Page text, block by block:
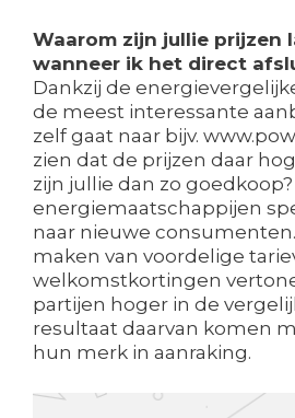
Waarom zijn jullie prijzen
wanneer ik het direct
Dankzij de
de meest interessante
zelf gaat naar bijv.
zien dat de prijzen daar
zijn jullie dan zo
energiemaatschappijen
naar nieuwe
maken van voordelige
welkomstkortingen
partijen hoger in de
resultaat daarvan komen
hun merk in aanraking.